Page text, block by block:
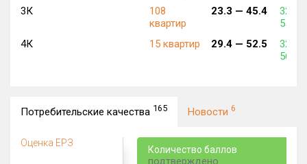
3К
108
квартир
23.3 — 45.4
321
557
4К
15 квартир 29.4 — 52.5
326
562
Потребительские качества 165 Новости 6
Оценка ЕРЗ
Количество баллов
подтверждено